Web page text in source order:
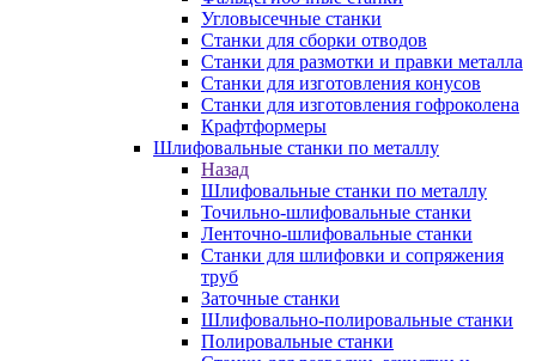
Угловысечные станки
Станки для сборки отводов
Станки для размотки и правки металла
Станки для изготовления конусов
Станки для изготовления гофроколена
Крафтформеры
Шлифовальные станки по металлу
Назад
Шлифовальные станки по металлу
Точильно-шлифовальные станки
Ленточно-шлифовальные станки
Станки для шлифовки и сопряжения
труб
Заточные станки
Шлифовально-полировальные станки
Полировальные станки